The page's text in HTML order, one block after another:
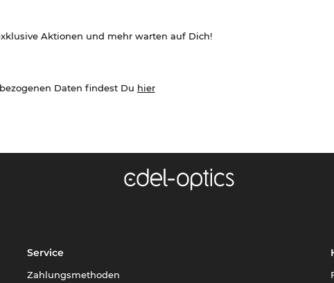
Aktionen und mehr warten auf Dich!
Daten findest Du hier
Service
Zahlungsmethoden